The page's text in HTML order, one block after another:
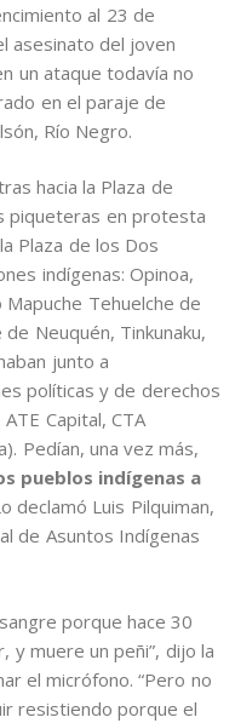
al 23 de
asesinato del joven
un ataque todavía no
en el paraje de
Río Negro.
hacia la Plaza de
piqueteras en protesta
Plaza de los Dos
indígenas: Opinoa,
Mapuche Tehuelche de
Neuquén, Tinkunaku,
junto a
políticas y de derechos
Capital, CTA
Pedían, una vez más,
pueblos indígenas a
declamó Luis Pilquiman,
de Asuntos Indígenas
porque hace 30
y muere un peñi”, dijo la
el micrófono. “Pero no
resistiendo porque el